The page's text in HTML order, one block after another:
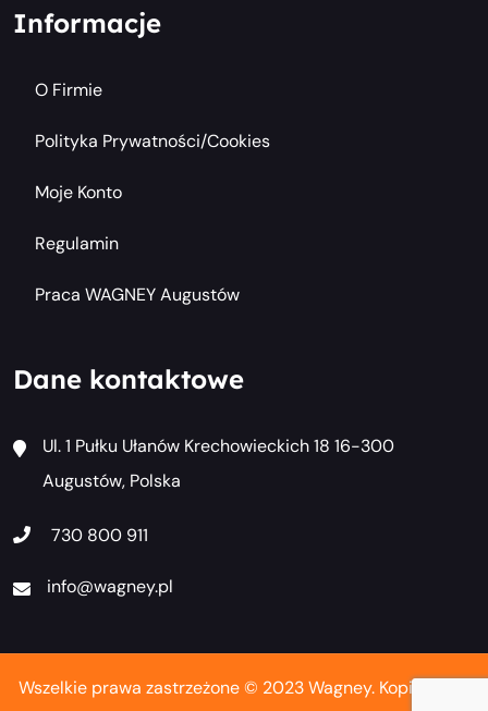
Informacje
O Firmie
Polityka Prywatności/cookies
Moje Konto
Regulamin
Praca WAGNEY Augustów
Dane kontaktowe
Ul. 1 Pułku Ułanów Krechowieckich 18 16-300
Augustów, Polska
730 800 911
info@wagney.pl
Wszelkie prawa zastrzeżone © 2023 Wagney. Kopiowanie